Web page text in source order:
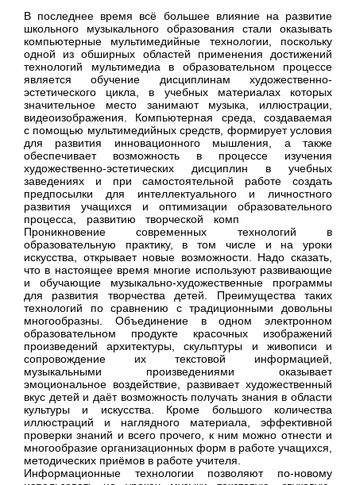
В последнее время всё большее влияние на развитие
школьного музыкального образования стали оказывать
компьютерные мультимедийные технологии, поскольку
одной из обширных областей применения достижений
технологий мультимедиа в образовательном процессе
является обучение дисциплинам художественно-
эстетического цикла, в учебных материалах которых
значительное место занимают музыка, иллюстрации,
видеоизображения. Компьютерная среда, создаваемая
с помощью мультимедийных средств, формирует условия
для развития инновационного мышления, а также
обеспечивает возможность в процессе изучения
художественно-эстетических дисциплин в учебных
заведениях и при самостоятельной работе создать
предпосылки для интеллектуального и личностного
развития учащихся и оптимизации образовательного
процесса, развитию творческой комп
Проникновение современных технологий в
образовательную практику, в том числе и на уроки
искусства, открывает новые возможности. Надо сказать,
что в настоящее время многие используют развивающие
и обучающие музыкально-художественные программы
для развития творчества детей. Преимущества таких
технологий по сравнению с традиционными довольны
многообразны. Объединение в одном электронном
образовательном продукте красочных изображений
произведений архитектуры, скульптуры и живописи и
сопровождение их текстовой информацией,
музыкальными произведениями оказывает
эмоциональное воздействие, развивает художественный
вкус детей и даёт возможность получать знания в области
культуры и искусства. Кроме большого количества
иллюстраций и наглядного материала, эффективной
проверки знаний и всего прочего, к ним можно отнести и
многообразие организационных форм в работе учащихся,
методических приёмов в работе учителя.
Информационные технологии позволяют по-новому